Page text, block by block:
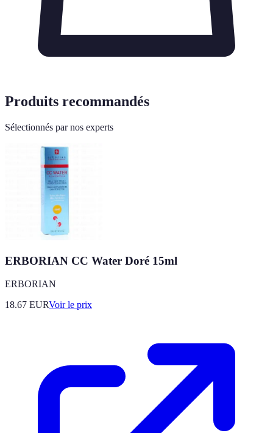
Produits recommandés
Sélectionnés par nos experts
ERBORIAN CC Water Doré 15ml
ERBORIAN
18.67 EURVoir le prix